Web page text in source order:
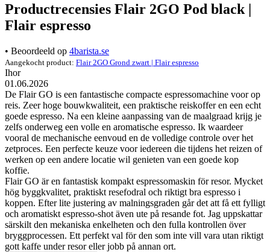
Productrecensies Flair 2GO Pod black |
Flair espresso
• Beoordeeld op 4barista.se
Aangekocht product: Flair 2GO Grond zwart | Flair espresso
Ihor
01.06.2026
De Flair GO is een fantastische compacte espressomachine voor op
reis. Zeer hoge bouwkwaliteit, een praktische reiskoffer en een echt
goede espresso. Na een kleine aanpassing van de maalgraad krijg je
zelfs onderweg een volle en aromatische espresso. Ik waardeer
vooral de mechanische eenvoud en de volledige controle over het
zetproces. Een perfecte keuze voor iedereen die tijdens het reizen of
werken op een andere locatie wil genieten van een goede kop
koffie.
Flair GO är en fantastisk kompakt espressomaskin för resor. Mycket
hög byggkvalitet, praktiskt resefodral och riktigt bra espresso i
koppen. Efter lite justering av malningsgraden går det att få ett fylligt
och aromatiskt espresso-shot även ute på resande fot. Jag uppskattar
särskilt den mekaniska enkelheten och den fulla kontrollen över
bryggprocessen. Ett perfekt val för den som inte vill vara utan riktigt
gott kaffe under resor eller jobb på annan ort.